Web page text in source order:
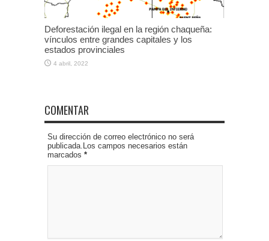
Deforestación ilegal en la región chaqueña:
vínculos entre grandes capitales y los
estados provinciales
4 abril, 2022
COMENTAR
Su dirección de correo electrónico no será
publicada.Los campos necesarios están
marcados *